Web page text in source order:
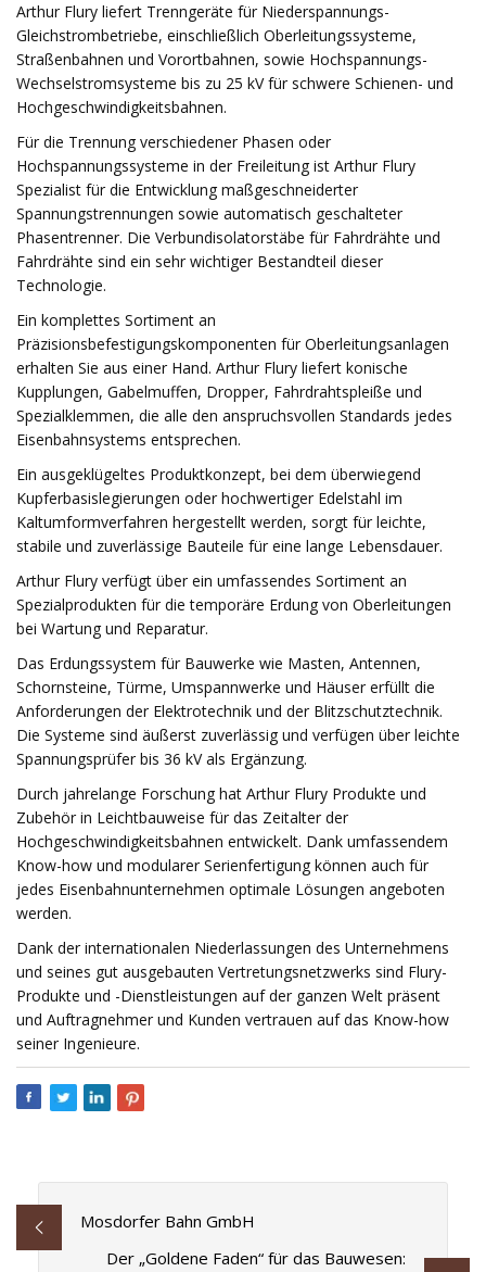
Arthur Flury liefert Trenngeräte für Niederspannungs-
Gleichstrombetriebe, einschließlich Oberleitungssysteme,
Straßenbahnen und Vorortbahnen, sowie Hochspannungs-
Wechselstromsysteme bis zu 25 kV für schwere Schienen- und
Hochgeschwindigkeitsbahnen.
Für die Trennung verschiedener Phasen oder
Hochspannungssysteme in der Freileitung ist Arthur Flury
Spezialist für die Entwicklung maßgeschneiderter
Spannungstrennungen sowie automatisch geschalteter
Phasentrenner. Die Verbundisolatorstäbe für Fahrdrähte und
Fahrdrähte sind ein sehr wichtiger Bestandteil dieser
Technologie.
Ein komplettes Sortiment an
Präzisionsbefestigungskomponenten für Oberleitungsanlagen
erhalten Sie aus einer Hand. Arthur Flury liefert konische
Kupplungen, Gabelmuffen, Dropper, Fahrdrahtspleiße und
Spezialklemmen, die alle den anspruchsvollen Standards jedes
Eisenbahnsystems entsprechen.
Ein ausgeklügeltes Produktkonzept, bei dem überwiegend
Kupferbasislegierungen oder hochwertiger Edelstahl im
Kaltumformverfahren hergestellt werden, sorgt für leichte,
stabile und zuverlässige Bauteile für eine lange Lebensdauer.
Arthur Flury verfügt über ein umfassendes Sortiment an
Spezialprodukten für die temporäre Erdung von Oberleitungen
bei Wartung und Reparatur.
Das Erdungssystem für Bauwerke wie Masten, Antennen,
Schornsteine, Türme, Umspannwerke und Häuser erfüllt die
Anforderungen der Elektrotechnik und der Blitzschutztechnik.
Die Systeme sind äußerst zuverlässig und verfügen über leichte
Spannungsprüfer bis 36 kV als Ergänzung.
Durch jahrelange Forschung hat Arthur Flury Produkte und
Zubehör in Leichtbauweise für das Zeitalter der
Hochgeschwindigkeitsbahnen entwickelt. Dank umfassendem
Know-how und modularer Serienfertigung können auch für
jedes Eisenbahnunternehmen optimale Lösungen angeboten
werden.
Dank der internationalen Niederlassungen des Unternehmens
und seines gut ausgebauten Vertretungsnetzwerks sind Flury-
Produkte und -Dienstleistungen auf der ganzen Welt präsent
und Auftragnehmer und Kunden vertrauen auf das Know-how
seiner Ingenieure.
Mosdorfer Bahn GmbH
Der „Goldene Faden“ für das Bauwesen: